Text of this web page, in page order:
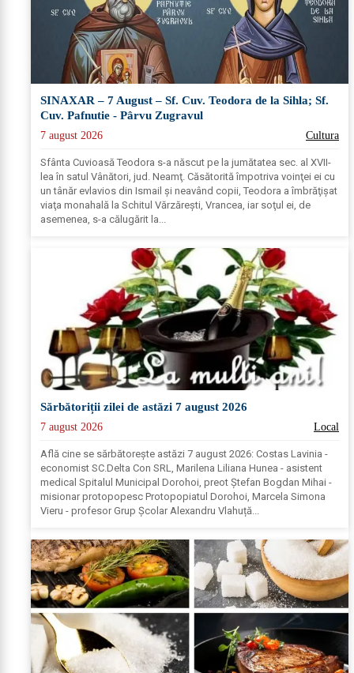
SINAXAR – 7 August – Sf. Cuv. Teodora de la Sihla; Sf.
Cuv. Pafnutie - Pârvu Zugravul
7 august 2026 Cultura
Sfânta Cuvioasă Teodora s-a născut pe la jumătatea sec. al XVII-
lea în satul Vânători, jud. Neamţ. Căsătorită împotriva voinţei ei cu
un tânăr evlavios din Ismail şi neavând copii, Teodora a îmbrăţişat
viaţa monahală la Schitul Vărzăreşti, Vrancea, iar soţul ei, de
asemenea, s-a călugărit la...
Sărbătoriții zilei de astăzi 7 august 2026
7 august 2026 Local
Află cine se sărbătoreşte astăzi 7 august 2026: Costas Lavinia -
economist SC.Delta Con SRL, Marilena Liliana Hunea - asistent
medical Spitalul Municipal Dorohoi, preot Ștefan Bogdan Mihai -
misionar protopopesc Protopopiatul Dorohoi, Marcela Simona
Vieru - profesor Grup Școlar Alexandru Vlahuță...